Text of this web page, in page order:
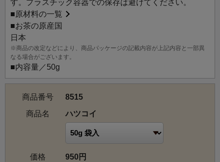
す。プラスチック容器での保存は避けてください。
■原材料の一覧
■お茶の原産国
日本
※商品の改定などにより、商品パッケージの記載内容が上記内容と一部異
なる場合がございます。
■内容量／50g
商品番号
8515
商品名
ハツコイ
価格 950円